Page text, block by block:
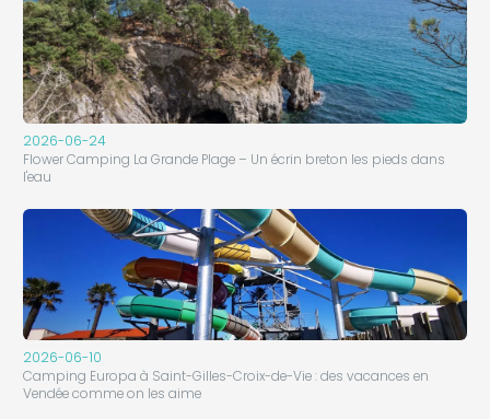
2026-06-24
Flower Camping La Grande Plage – Un écrin breton les pieds dans
l'eau
2026-06-10
Camping Europa à Saint-Gilles-Croix-de-Vie : des vacances en
Vendée comme on les aime